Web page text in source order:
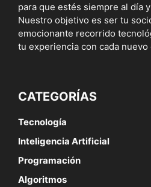
para que estés siempre al día
Nuestro objetivo es ser tu
emocionante recorrido
tu experiencia con cada
CATEGORÍAS
Tecnología
Inteligencia Artificial
Programación
Algoritmos